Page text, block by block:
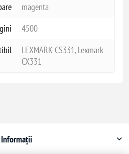
magenta
4500
LEXMARK CS331, Lexmark
CX331
Informații